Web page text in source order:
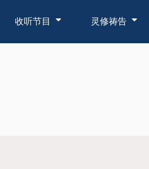
收听节目 灵修祷告